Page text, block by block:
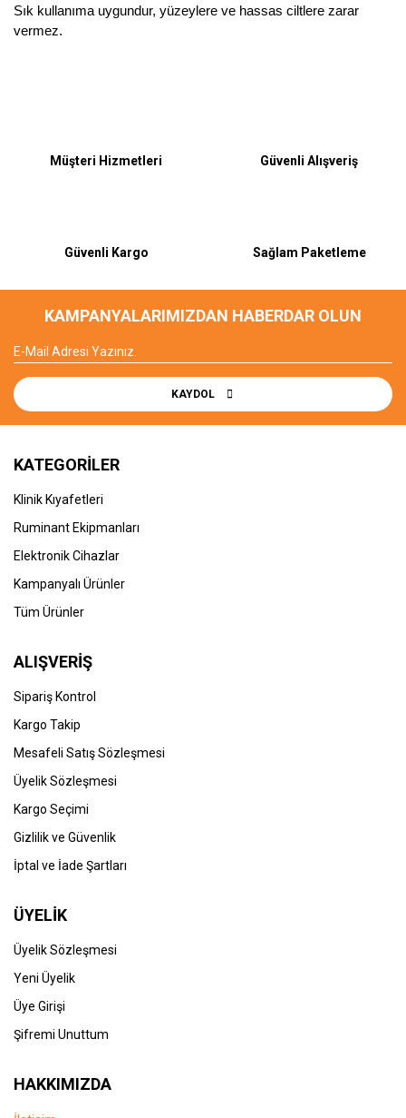
Sık kullanıma uygundur, yüzeylere ve hassas ciltlere zarar
vermez.
Müşteri Hizmetleri Güvenli Alışveriş
Güvenli Kargo Sağlam Paketleme
KAMPANYALARIMIZDAN HABERDAR OLUN
KAYDOL
KATEGORİLER
Klinik Kıyafetleri
Ruminant Ekipmanları
Elektronik Cihazlar
Kampanyalı Ürünler
Tüm Ürünler
ALIŞVERİŞ
Sipariş Kontrol
Kargo Takip
Mesafeli Satış Sözleşmesi
Üyelik Sözleşmesi
Kargo Seçimi
Gizlilik ve Güvenlik
İptal ve İade Şartları
ÜYELİK
Üyelik Sözleşmesi
Yeni Üyelik
Üye Girişi
Şifremi Unuttum
HAKKIMIZDA